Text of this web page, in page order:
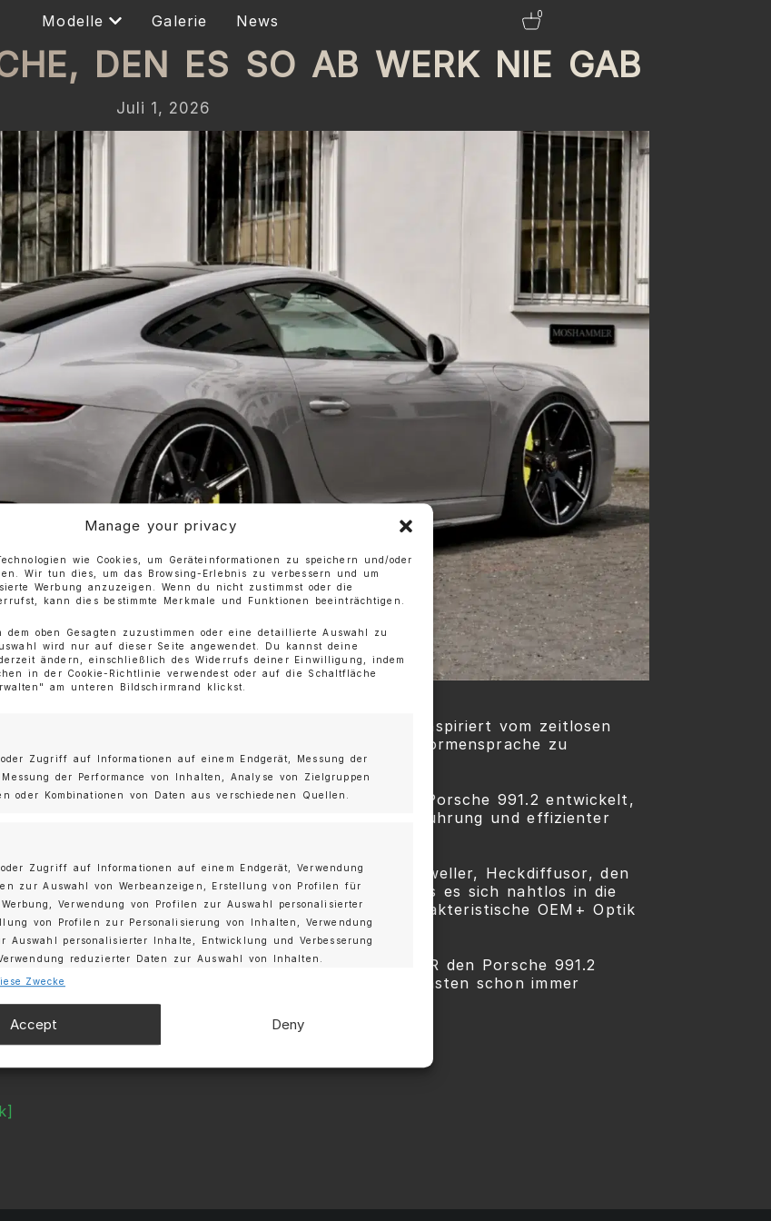
Manage your privacy
wie Cookies, um Geräteinformationen zu speichern und/oder
Wir tun dies, um das Browsing-Erlebnis zu verbessern und um
Werbung anzuzeigen. Wenn du nicht zustimmst oder die
kann dies bestimmte Merkmale und Funktionen beeinträchtigen.
dem oben Gesagten zuzustimmen oder eine detaillierte Auswahl zu
wird nur auf dieser Seite angewendet. Du kannst deine
ändern, einschließlich des Widerrufs deiner Einwilligung, indem
in der Cookie-Richtlinie verwendest oder auf die Schaltfläche
am unteren Bildschirmrand klickst.
Zugriff auf Informationen auf einem Endgerät, Messung der
der Performance von Inhalten, Analyse von Zielgruppen
oder Kombinationen von Daten aus verschiedenen Quellen.
Zugriff auf Informationen auf einem Endgerät, Verwendung
zur Auswahl von Werbeanzeigen, Erstellung von Profilen für
Verwendung von Profilen zur Auswahl personalisierter
von Profilen zur Personalisierung von Inhalten, Verwendung
Auswahl personalisierter Inhalte, Entwicklung und Verbesserung
reduzierter Daten zur Auswahl von Inhalten.
Kombination von Daten aus unterschiedlichen
automatisch übermittelter Informationen.
genauer Standortdaten, Geräte anhand von aktiv
und Anzeige von Werbung und Inhalten,
Immer aktiv
Zwecke
Accept Deny
Modelle Galerie News 0
DEN ES SO AB WERK NIE GAB
Juli 1, 2026
nie gab ❤️
unsere OEM+ Interpretation des Porsche 991.2, inspiriert vom zeitlosen
entwickelt, um die unverwechselbare Porsche Formensprache zu
Ducktail Evo II. Ausschließlich für den Porsche 991.2 entwickelt,
der klassisches Design mit optimierter Luftführung und effizienter
einen neu entwickelten Frontspoiler, Seitenschweller, Heckdiffusor, den
Felgen. Jedes Bauteil wurde so konstruiert, dass es sich nahtlos in die
Aerodynamik, Fahrzeugsilhouette und die charakteristische OEM+ Optik
verwandelt der MOSHAMMER 991.2 Touring Evo R den Porsche 991.2
inspirierte Modell, das sich viele Porsche Enthusiasten schon immer
991.2 Touring Evo R Kollektion: